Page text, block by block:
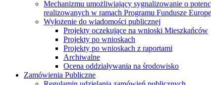
Mechanizmu umożliwiający sygnalizowanie o
realizowanych w ramach Programu Fundusze
Wyłożenie do wiadomości publicznej
Projekty oczekujące na wnioski Mieszkańców
Projekty po wnioskach
Projekty po wnioskach z raportami
Archiwalne
Ocena oddziaływania na środowisko
Zamówienia Publiczne